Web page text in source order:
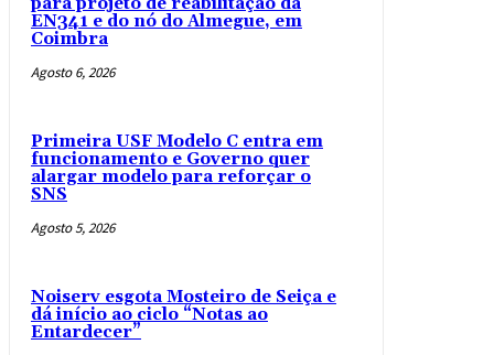
EN341 e do nó do Almegue, em
Coimbra
Agosto 6, 2026
Primeira USF Modelo C entra em
funcionamento e Governo quer
alargar modelo para reforçar o
SNS
Agosto 5, 2026
Noiserv esgota Mosteiro de Seiça e
dá início ao ciclo “Notas ao
Entardecer”